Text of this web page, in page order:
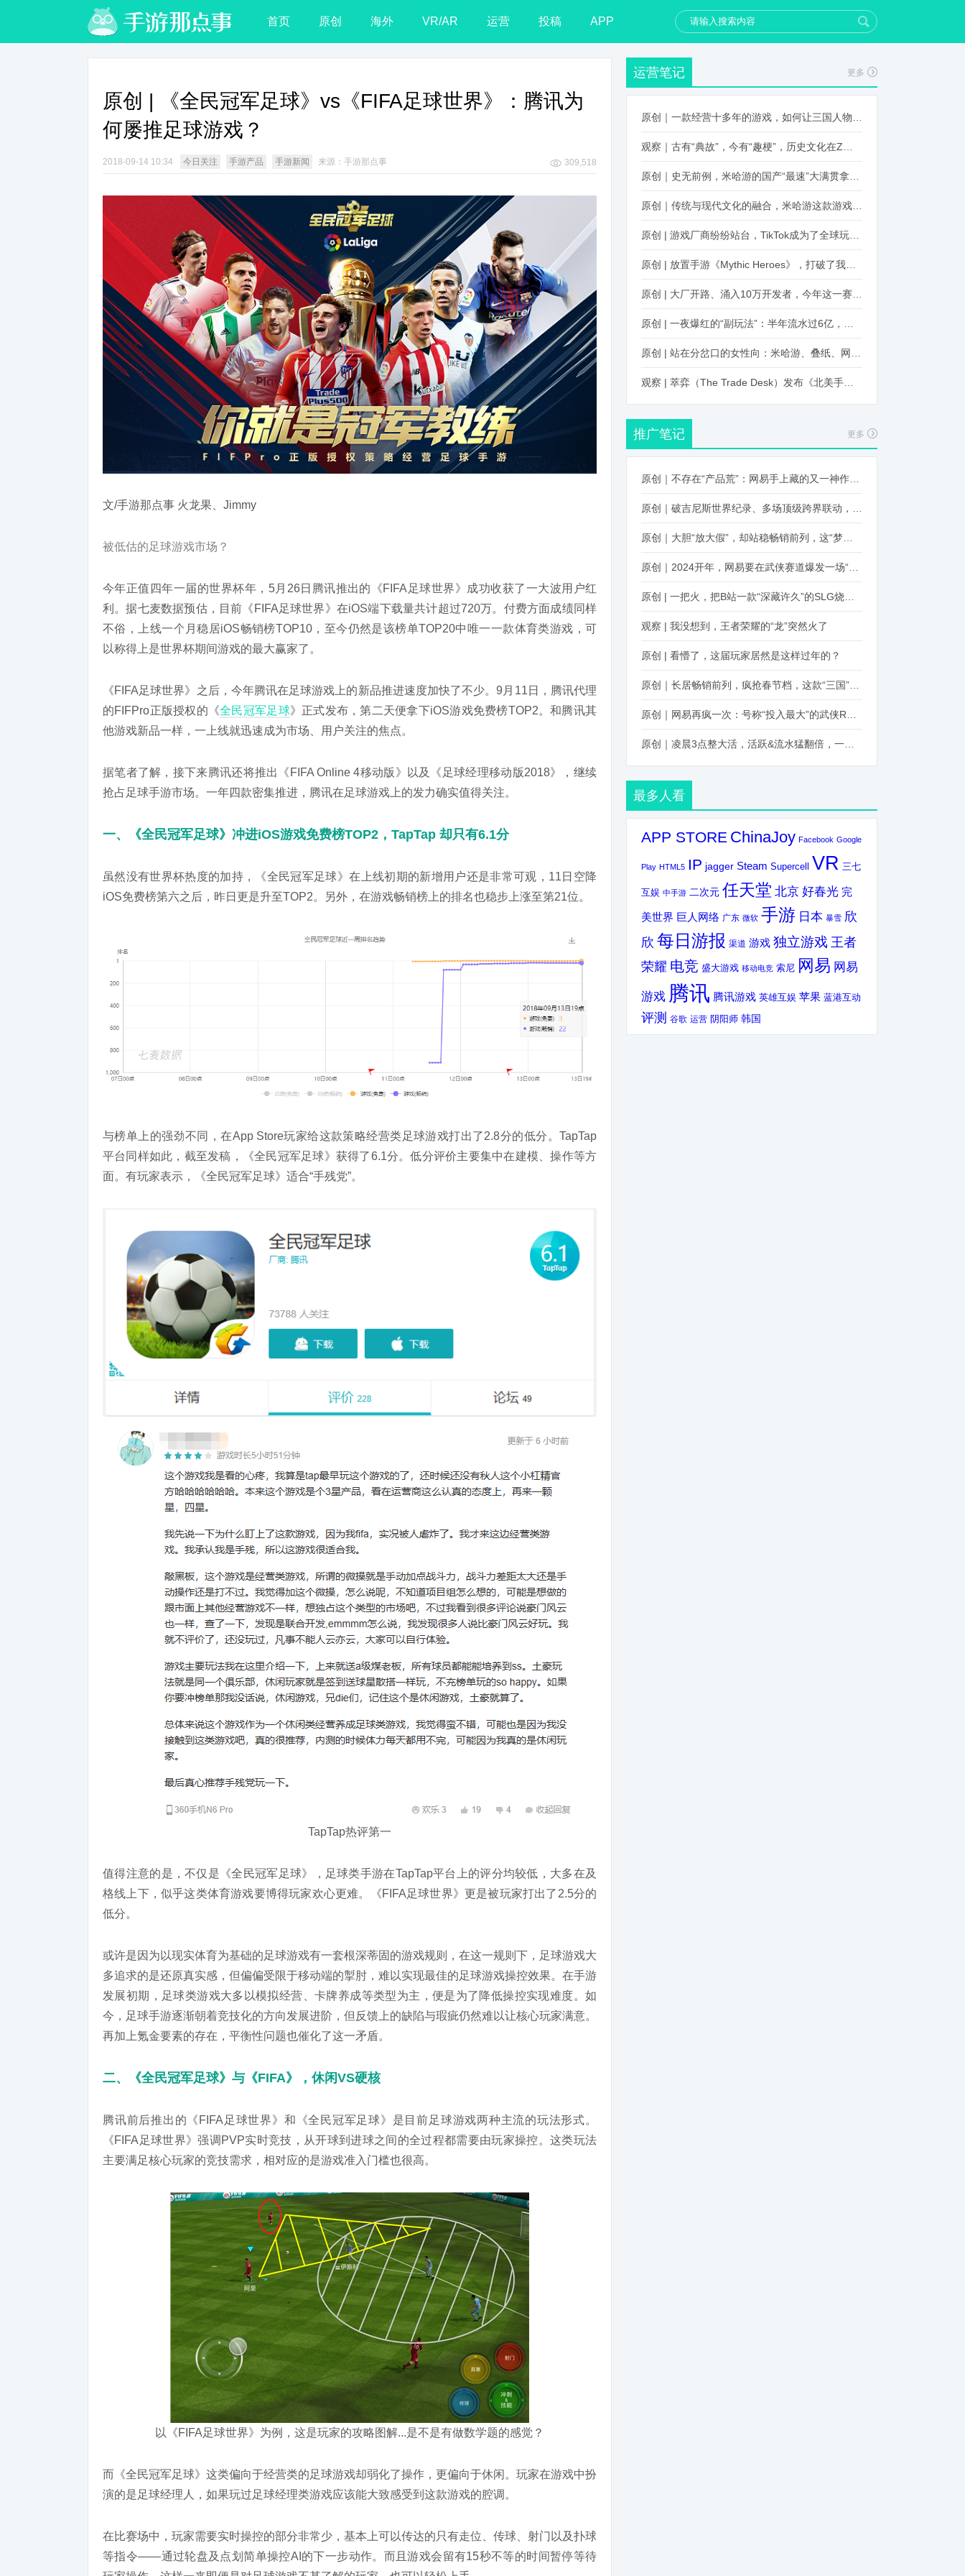
首页 原创 海外 VR/AR 运营 投稿 APP
原创 | 《全民冠军足球》vs《FIFA足球世界》：腾讯为
何屡推足球游戏？
2018-09-14 10:34 今日关注 手游产品 手游新闻 来源：手游那点事 309,518
文/手游那点事 火龙果、Jimmy
被低估的足球游戏市场？
今年正值四年一届的世界杯年，5月26日腾讯推出的《FIFA足球世界》成功收获了一大波用户红
利。据七麦数据预估，目前《FIFA足球世界》在iOS端下载量共计超过720万。付费方面成绩同样
不俗，上线一个月稳居iOS畅销榜TOP10，至今仍然是该榜单TOP20中唯一一款体育类游戏，可
以称得上是世界杯期间游戏的最大赢家了。
《FIFA足球世界》之后，今年腾讯在足球游戏上的新品推进速度加快了不少。9月11日，腾讯代理
的FIFPro正版授权的《全民冠军足球》正式发布，第二天便拿下iOS游戏免费榜TOP2。和腾讯其
他游戏新品一样，一上线就迅速成为市场、用户关注的焦点。
据笔者了解，接下来腾讯还将推出《FIFA Online 4移动版》以及《足球经理移动版2018》，继续
抢占足球手游市场。一年四款密集推进，腾讯在足球游戏上的发力确实值得关注。
一、《全民冠军足球》冲进iOS游戏免费榜TOP2，TapTap 却只有6.1分
虽然没有世界杯热度的加持，《全民冠军足球》在上线初期的新增用户还是非常可观，11日空降
iOS免费榜第六之后，昨日更是升至TOP2。另外，在游戏畅销榜上的排名也稳步上涨至第21位。
与榜单上的强劲不同，在App Store玩家给这款策略经营类足球游戏打出了2.8分的低分。TapTap
平台同样如此，截至发稿，《全民冠军足球》获得了6.1分。低分评价主要集中在建模、操作等方
面。有玩家表示，《全民冠军足球》适合“手残党”。
TapTap热评第一
值得注意的是，不仅是《全民冠军足球》，足球类手游在TapTap平台上的评分均较低，大多在及
格线上下，似乎这类体育游戏要博得玩家欢心更难。《FIFA足球世界》更是被玩家打出了2.5分的
低分。
或许是因为以现实体育为基础的足球游戏有一套根深蒂固的游戏规则，在这一规则下，足球游戏大
多追求的是还原真实感，但偏偏受限于移动端的掣肘，难以实现最佳的足球游戏操控效果。在手游
发展初期，足球类游戏大多以模拟经营、卡牌养成等类型为主，便是为了降低操控实现难度。如
今，足球手游逐渐朝着竞技化的方向发展进阶，但反馈上的缺陷与瑕疵仍然难以让核心玩家满意。
再加上氪金要素的存在，平衡性问题也催化了这一矛盾。
二、《全民冠军足球》与《FIFA》，休闲VS硬核
腾讯前后推出的《FIFA足球世界》和《全民冠军足球》是目前足球游戏两种主流的玩法形式。
《FIFA足球世界》强调PVP实时竞技，从开球到进球之间的全过程都需要由玩家操控。这类玩法
主要满足核心玩家的竞技需求，相对应的是游戏准入门槛也很高。
以《FIFA足球世界》为例，这是玩家的攻略图解...是不是有做数学题的感觉？
而《全民冠军足球》这类偏向于经营类的足球游戏却弱化了操作，更偏向于休闲。玩家在游戏中扮
演的是足球经理人，如果玩过足球经理类游戏应该能大致感受到这款游戏的腔调。
在比赛场中，玩家需要实时操控的部分非常少，基本上可以传达的只有走位、传球、射门以及扑球
等指令——通过轮盘及点划简单操控AI的下一步动作。而且游戏会留有15秒不等的时间暂停等待
运营笔记 更多
推广笔记 更多
观察 | 我没想到，王者荣耀的“龙”突然火了
原创 | 看懵了，这届玩家居然是这样过年的？
最多人看
APP STORE ChinaJoy Facebook Google
Play HTML5 IP jagger Steam Supercell VR 三七
互娱 中手游 二次元 任天堂 北京 好春光 完
美世界 巨人网络 广东 微软 手游 日本 暴雪 欣
欣 每日游报 渠道 游戏 独立游戏 王者
荣耀 电竞 盛大游戏 移动电竞 索尼 网易 网易
游戏 腾讯 腾讯游戏 英雄互娱 苹果 蓝港互动
评测 谷歌 运营 阴阳师 韩国